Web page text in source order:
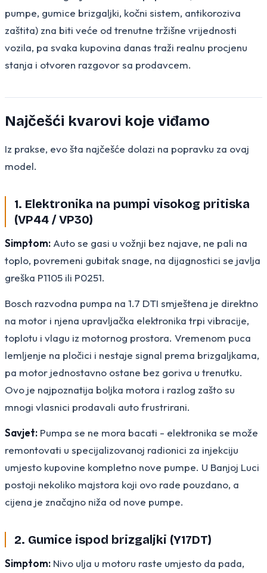
pumpe, gumice brizgaljki, kočni sistem, antikoroziva
zaštita) zna biti veće od trenutne tržišne vrijednosti
vozila, pa svaka kupovina danas traži realnu procjenu
stanja i otvoren razgovor sa prodavcem.
Najčešći kvarovi koje viđamo
Iz prakse, evo šta najčešće dolazi na popravku za ovaj
model.
1. Elektronika na pumpi visokog pritiska
(VP44 / VP30)
Simptom: Auto se gasi u vožnji bez najave, ne pali na
toplo, povremeni gubitak snage, na dijagnostici se javlja
greška P1105 ili P0251.
Bosch razvodna pumpa na 1.7 DTI smještena je direktno
na motor i njena upravljačka elektronika trpi vibracije,
toplotu i vlagu iz motornog prostora. Vremenom puca
lemljenje na pločici i nestaje signal prema brizgaljkama,
pa motor jednostavno ostane bez goriva u trenutku.
Ovo je najpoznatija boljka motora i razlog zašto su
mnogi vlasnici prodavali auto frustrirani.
Savjet: Pumpa se ne mora bacati - elektronika se može
remontovati u specijalizovanoj radionici za injekciju
umjesto kupovine kompletno nove pumpe. U Banjoj Luci
postoji nekoliko majstora koji ovo rade pouzdano, a
cijena je značajno niža od nove pumpe.
2. Gumice ispod brizgaljki (Y17DT)
Simptom: Nivo ulja u motoru raste umjesto da pada,